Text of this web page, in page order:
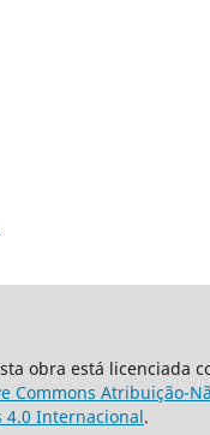
obra está licenciada
Commons Atribuição-
4.0 Internacional.